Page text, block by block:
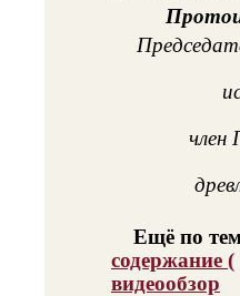
член
Ещё по
содержание (
видеообзор